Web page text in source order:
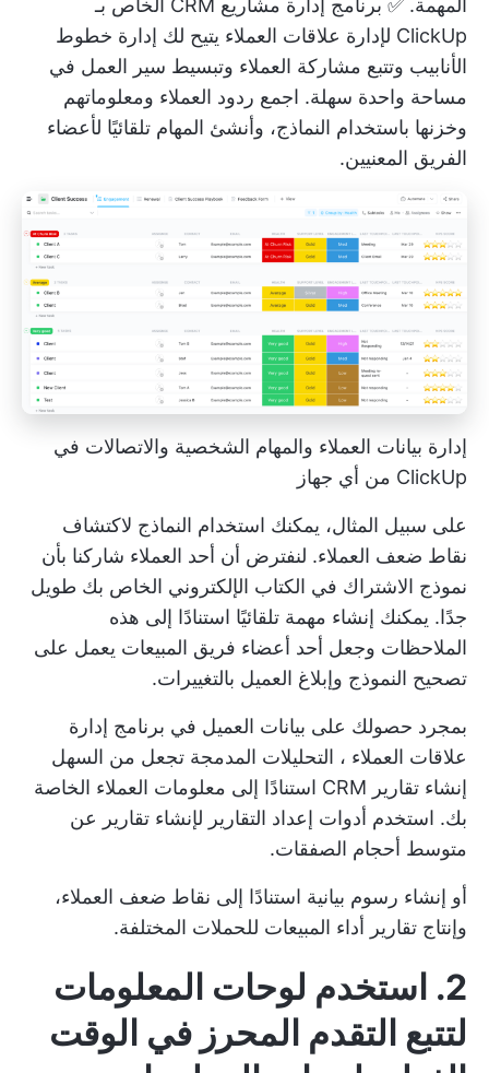
ClickUp لإدارة علاقات العملاء
يتيح لك إدارة خطوط
الأنابيب وتتبع مشاركة العملاء وتبسيط سير العمل في
مساحة واحدة سهلة. اجمع ردود العملاء ومعلوماتهم
وخزنها باستخدام النماذج، وأنشئ المهام تلقائيًا لأعضاء
الفريق المعنيين.
إدارة بيانات العملاء والمهام الشخصية والاتصالات في
ClickUp من أي جهاز
على سبيل المثال، يمكنك استخدام النماذج لاكتشاف
نقاط ضعف العملاء. لنفترض أن أحد العملاء شاركنا بأن
نموذج الاشتراك في الكتاب الإلكتروني الخاص بك طويل
جدًا. يمكنك إنشاء مهمة تلقائيًا استنادًا إلى هذه
الملاحظات وجعل أحد أعضاء فريق المبيعات يعمل على
تصحيح النموذج وإبلاغ العميل بالتغييرات.
بمجرد حصولك على بيانات العميل في برنامج إدارة
علاقات العملاء ، التحليلات المدمجة تجعل من السهل
إنشاء تقارير CRM استنادًا إلى معلومات العملاء الخاصة
بك. استخدم أدوات إعداد التقارير لإنشاء تقارير عن
متوسط أحجام الصفقات.
أو إنشاء رسوم بيانية استنادًا إلى نقاط ضعف العملاء،
وإنتاج تقارير أداء المبيعات للحملات المختلفة.
2. استخدم لوحات المعلومات
لتتبع التقدم المحرز في الوقت